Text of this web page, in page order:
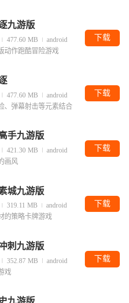
九游版
477.60 MB
android
动作跑酷冒险游戏
下载
477.60 MB
android
、弹幕射击等元素结合
下载
手九游版
421.30 MB
android
画风
下载
城九游版
319.11 MB
android
的策略卡牌游戏
下载
刺九游版
352.87 MB
android
戏
下载